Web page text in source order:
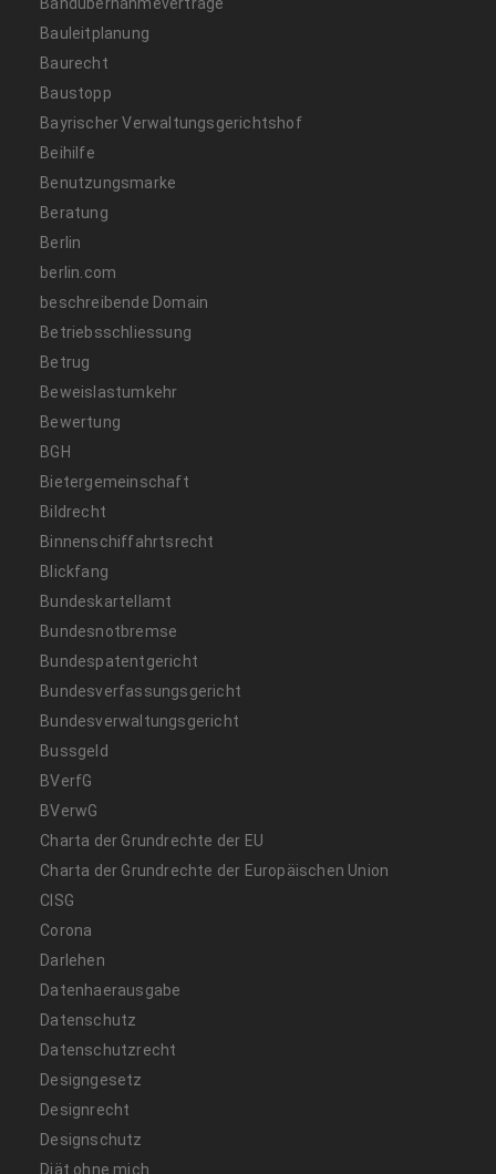
Bauleitplanung
Baurecht
Baustopp
Bayrischer Verwaltungsgerichtshof
Beihilfe
Benutzungsmarke
Beratung
Berlin
berlin.com
beschreibende Domain
Betriebsschliessung
Betrug
Beweislastumkehr
Bewertung
BGH
Bietergemeinschaft
Bildrecht
Binnenschiffahrtsrecht
Blickfang
Bundeskartellamt
Bundesnotbremse
Bundespatentgericht
Bundesverfassungsgericht
Bundesverwaltungsgericht
Bussgeld
BVerfG
BVerwG
Charta der Grundrechte der EU
Charta der Grundrechte der Europäischen Union
CISG
Corona
Darlehen
Datenhaerausgabe
Datenschutz
Datenschutzrecht
Designgesetz
Designrecht
Designschutz
Diät ohne mich